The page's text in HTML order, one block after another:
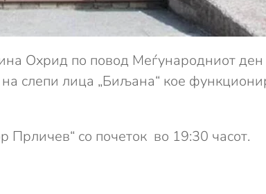
Охрид по повод Меѓународниот ден
слепи лица „Биљана“ кое
Прличев“ со почеток во 19:30 часот.